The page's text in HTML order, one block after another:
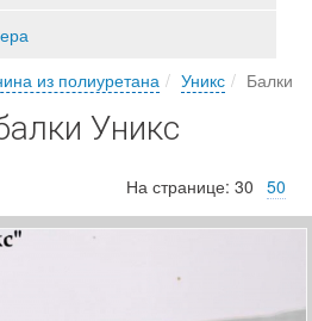
из полиуретана Уникс Балки
Уникс
На странице: 30 50